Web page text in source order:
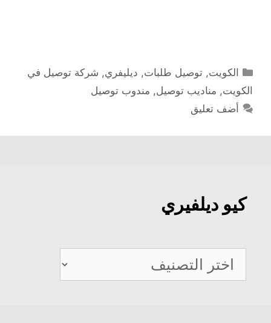
التصنيفات
الكويت,توصيل طلبات, ديليفري, شركة توصيل في
الكويت, مناديب توصيل, مندوب توصيل
أضف تعليق
كيو ديلفيري
كيو
ديلفيري